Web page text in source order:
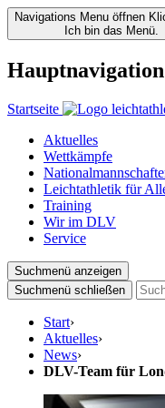
Navigations Menu öffnen
Ich bin das Menü.
Hauptnavigation
Startseite
Aktuelles
Wettkämpfe
Leichtathletik für
Training
Wir im DLV
Service
Suchmenü anzeigen
Suchmenü schließen
Start›
Aktuelles›
News›
DLV-Team für